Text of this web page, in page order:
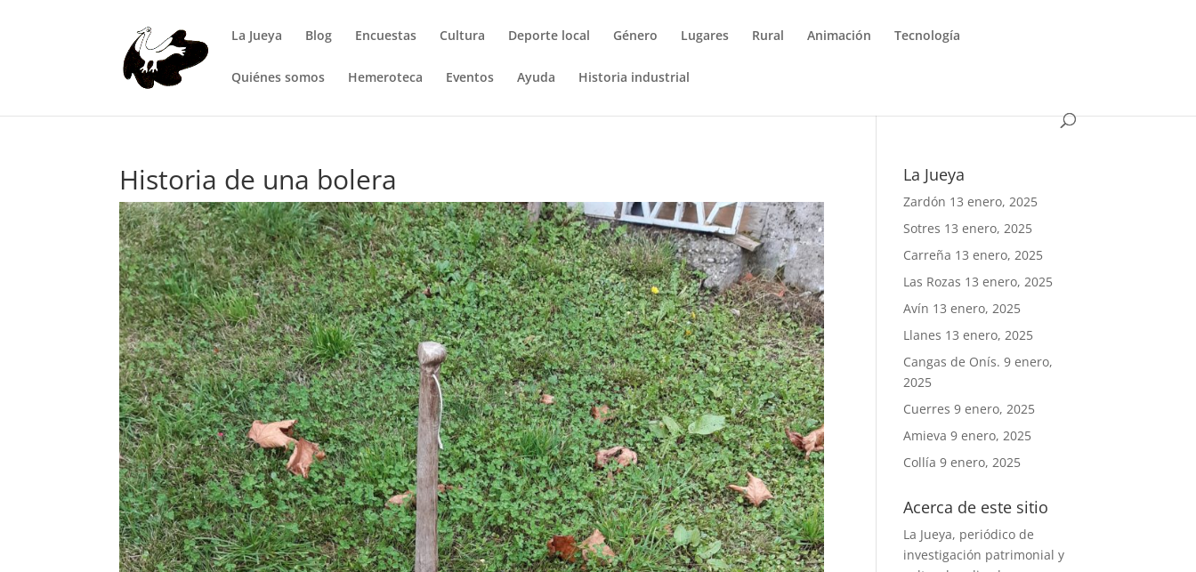
La Jueya Blog Encuestas Cultura Deporte local Género Lugares Rural Animación Tecnología
Quiénes somos Hemeroteca Eventos Ayuda Historia industrial
Historia de una bolera La Jueya
Zardón 13 enero, 2025
Sotres 13 enero, 2025
Carreña 13 enero, 2025
Las Rozas 13 enero, 2025
Avín 13 enero, 2025
Llanes 13 enero, 2025
Cangas de Onís. 9 enero,
2025
Cuerres 9 enero, 2025
Amieva 9 enero, 2025
Collía 9 enero, 2025
Acerca de este sitio
La Jueya, periódico de
investigación patrimonial y